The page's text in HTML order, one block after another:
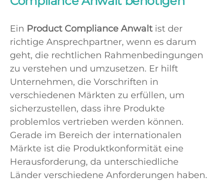
Ein Product Compliance Anwaltist der
richtige Ansprechpartner, wenn es darum
geht, die rechtlichen Rahmenbedingungen
zu verstehen und umzusetzen. Er hilft
Unternehmen, die Vorschriften in
verschiedenen Märkten zu erfüllen, um
sicherzustellen, dass ihre Produkte
problemlos vertrieben werden können.
Gerade im Bereich der internationalen
Märkte ist die Produktkonformität eine
Herausforderung, da unterschiedliche
Länder verschiedene Anforderungen haben.